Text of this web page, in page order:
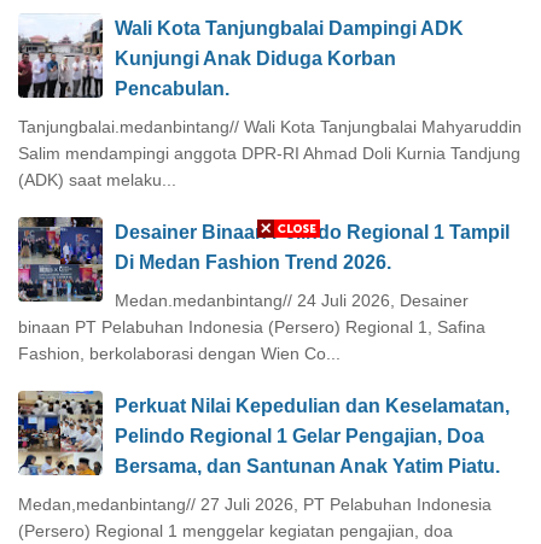
Wali Kota Tanjungbalai Dampingi ADK
Kunjungi Anak Diduga Korban
Pencabulan.
Tanjungbalai.medanbintang// Wali Kota Tanjungbalai Mahyaruddin
Salim mendampingi anggota DPR-RI Ahmad Doli Kurnia Tandjung
(ADK) saat melaku...
Desainer Binaan Pelindo Regional 1 Tampil
Di Medan Fashion Trend 2026.
Medan.medanbintang// 24 Juli 2026, Desainer
binaan PT Pelabuhan Indonesia (Persero) Regional 1, Safina
Fashion, berkolaborasi dengan Wien Co...
Perkuat Nilai Kepedulian dan Keselamatan,
Pelindo Regional 1 Gelar Pengajian, Doa
Bersama, dan Santunan Anak Yatim Piatu.
Medan,medanbintang// 27 Juli 2026, PT Pelabuhan Indonesia
(Persero) Regional 1 menggelar kegiatan pengajian, doa